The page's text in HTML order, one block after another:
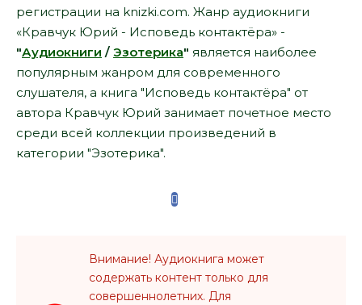
регистрации на knizki.com. Жанр аудиокниги
«Кравчук Юрий - Исповедь контактёра» -
"Аудиокниги / Эзотерика" является наиболее
популярным жанром для современного
слушателя, а книга "Исповедь контактёра" от
автора Кравчук Юрий занимает почетное место
среди всей коллекции произведений в
категории "Эзотерика".
Внимание! Аудиокнига может
содержать контент только для
совершеннолетних. Для